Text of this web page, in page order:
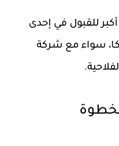
للقبول في إحدى
، سواء مع شركة